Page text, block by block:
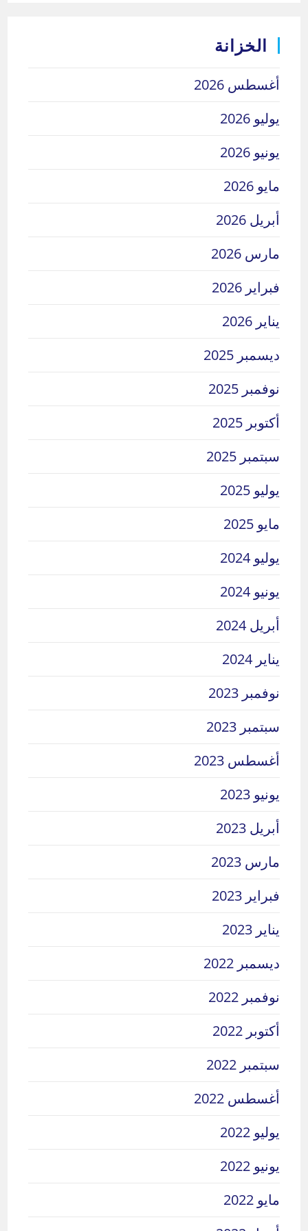
الخزانة
أغسطس 2026
يوليو 2026
يونيو 2026
مايو 2026
أبريل 2026
مارس 2026
فبراير 2026
يناير 2026
ديسمبر 2025
نوفمبر 2025
أكتوبر 2025
سبتمبر 2025
يوليو 2025
مايو 2025
يوليو 2024
يونيو 2024
أبريل 2024
يناير 2024
نوفمبر 2023
سبتمبر 2023
أغسطس 2023
يونيو 2023
أبريل 2023
مارس 2023
فبراير 2023
يناير 2023
ديسمبر 2022
نوفمبر 2022
أكتوبر 2022
سبتمبر 2022
أغسطس 2022
يوليو 2022
يونيو 2022
مايو 2022